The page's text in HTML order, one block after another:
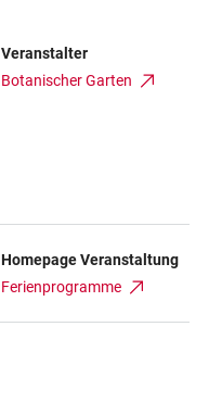
Veranstalter
Botanischer Garten
Homepage Veranstaltung
Ferienprogramme